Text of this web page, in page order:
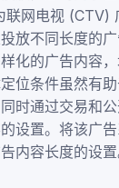
网电视 (CTV)
放不同长度的
化的广告内容
位条件虽然有
时通过交易和
设置。将该广
内容长度的设置